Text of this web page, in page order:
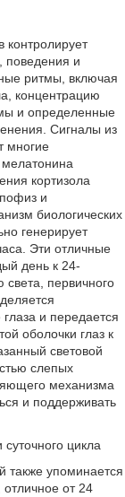
контролирует
поведения и
ритмы, включая
концентрацию
и определенные
Сигналы из
многие
кортизола
и
биологических
генерирует
Эти отличные
день к 24-
первичного
и передается
оболочки глаз к
световой
слепых
механизма
и поддерживать
цикла
также упоминается
отличное от 24